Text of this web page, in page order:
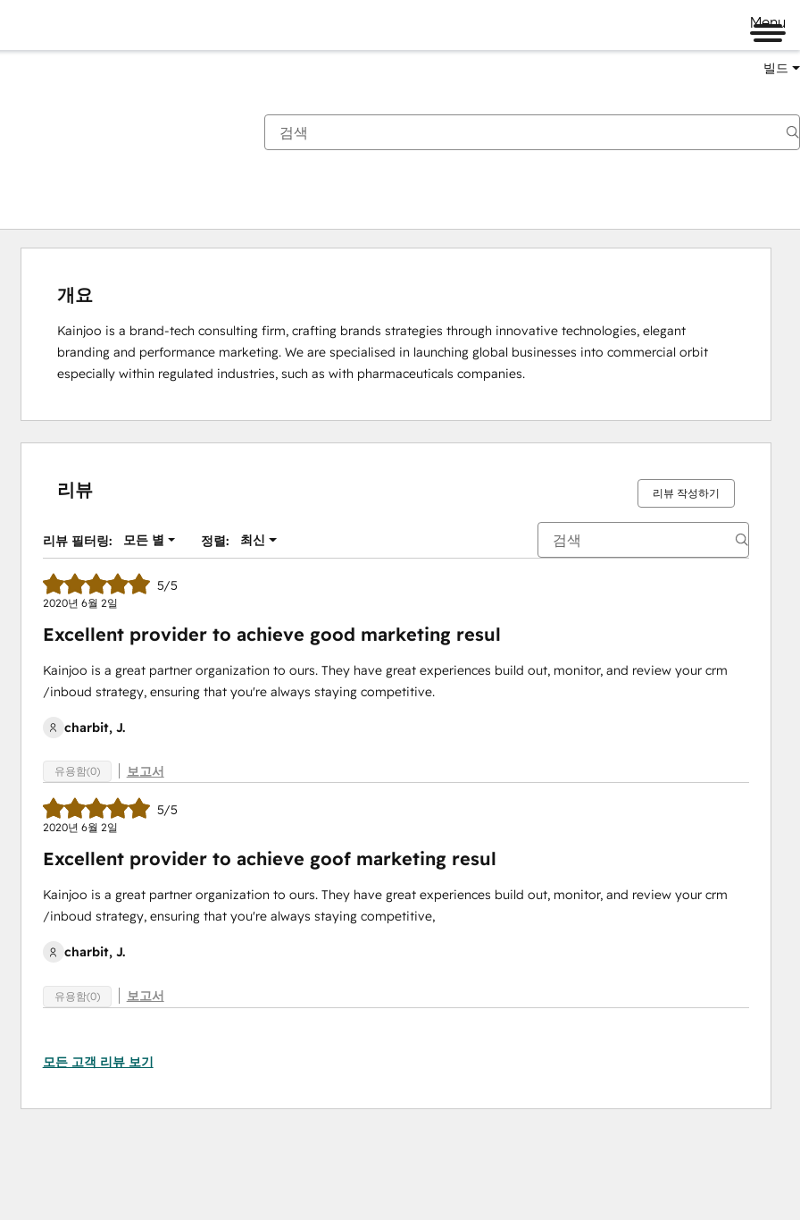
Menu
빌드
개요
Kainjoo is a brand-tech consulting firm, crafting brands strategies through innovative technologies, elegant
branding and performance marketing. We are specialised in launching global businesses into commercial orbit
especially within regulated industries, such as with pharmaceuticals companies.
리뷰 리뷰 작성하기
리뷰 필터링: 모든 별 정렬: 최신
5/5
2020년 6월 2일
Excellent provider to achieve good marketing resul
Kainjoo is a great partner organization to ours. They have great experiences build out, monitor, and review your crm
/inboud strategy, ensuring that you're always staying competitive.
charbit, J.
유용함(0) 보고서
5/5
2020년 6월 2일
Excellent provider to achieve goof marketing resul
Kainjoo is a great partner organization to ours. They have great experiences build out, monitor, and review your crm
/inboud strategy, ensuring that you're always staying competitive,
charbit, J.
유용함(0) 보고서
모든 고객 리뷰 보기